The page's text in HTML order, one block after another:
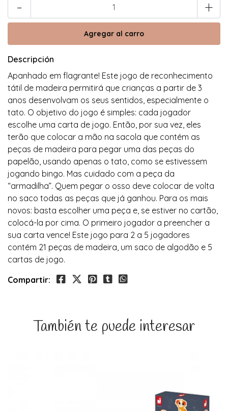
- +
Descripción
Apanhado em flagrante! Este jogo de reconhecimento
tátil de madeira permitirá que crianças a partir de 3
anos desenvolvam os seus sentidos, especialmente o
tato. O objetivo do jogo é simples: cada jogador
escolhe uma carta de jogo. Então, por sua vez, eles
terão que colocar a mão na sacola que contém as
peças de madeira para pegar uma das peças do
papelão, usando apenas o tato, como se estivessem
jogando bingo. Mas cuidado com a peça da
“armadilha”. Quem pegar o osso deve colocar de volta
no saco todas as peças que já ganhou. Para os mais
novos: basta escolher uma peça e, se estiver no cartão,
colocá-la por cima. O primeiro jogador a preencher a
sua carta vence! Este jogo para 2 a 5 jogadores
contém 21 peças de madeira, um saco de algodão e 5
cartas de jogo.
Compartir:
También te puede interesar